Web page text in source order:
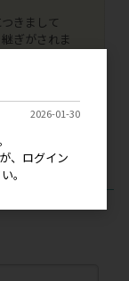
きまして
ぎがされま
いただけま
ご案内をい
。
2026-01-30
、ログイン
。